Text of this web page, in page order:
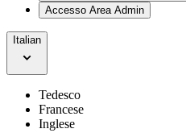
Accesso Area Admin
Italian
Tedesco
Francese
Inglese